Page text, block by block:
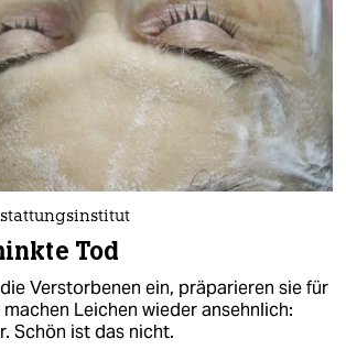
Tod
Verstorbenen ein, präparieren sie für
Leichen wieder ansehnlich:
Schön ist das nicht.